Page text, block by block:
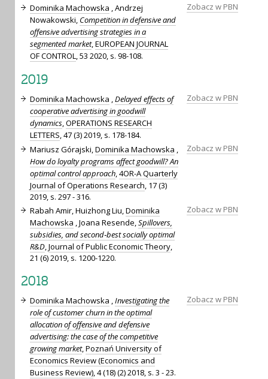
Dominika Machowska , Andrzej
Nowakowski, Competition in defensive and
offensive advertising strategies in a
segmented market, EUROPEAN JOURNAL
OF CONTROL , 53 2020, s. 98-108.
Zobacz w PBN
2019
Dominika Machowska ,Delayed effects of
cooperative advertising in goodwill
dynamics,OPERATIONS RESEARCH
LETTERS, 47 (3) 2019, s. 178-184.
Zobacz w PBN
Mariusz Górajski,Dominika Machowska ,
How do loyalty programs affect goodwill? An
optimal control approach,4OR-A Quarterly
Journal of Operations Research, 17 (3)
2019, s. 297 - 316.
Zobacz w PBN
Rabah Amir, Huizhong Liu,Dominika
Machowska , Joana Resende,Spillovers,
subsidies, and second‐best socially optimal
R&D,Journal of Public Economic Theory,
21 (6) 2019, s. 1200-1220.
Zobacz w PBN
2018
Dominika Machowska ,Investigating the
role of customer churn in the optimal
allocation of offensive and defensive
advertising: the case of the competitive
growing market,Poznań University of
Economics Review (Economics and
Business Review), 4 (18) (2) 2018, s. 3 - 23.
Zobacz w PBN